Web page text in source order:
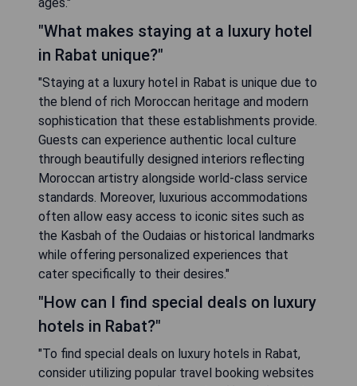
"Yes, many luxury hotels in Rabat are family-
friendly and provide various services tailored to
families traveling with children. Establishments
like Sofitel Rabat Jardin des Roses often feature
family-oriented activities such as kids' clubs or
special children's menus. Additionally, some
properties offer spacious suites accommodating
larger families along with amenities like
babysitting services or family pool areas for
leisure while ensuring a comfortable stay for all
ages."
"What makes staying at a luxury hotel
in Rabat unique?"
"Staying at a luxury hotel in Rabat is unique due to
the blend of rich Moroccan heritage and modern
sophistication that these establishments provide.
through beautifully designed interiors reflecting
Moroccan artistry alongside world-class service